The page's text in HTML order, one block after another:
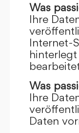
Was
Ihre
Internet-
Was
Ihre
Daten